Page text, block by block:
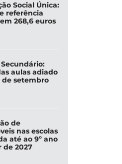
Social Única:
referência
268,6 euros
aulas adiado
de setembro
de
nas escolas
até ao 9º ano
de 2027